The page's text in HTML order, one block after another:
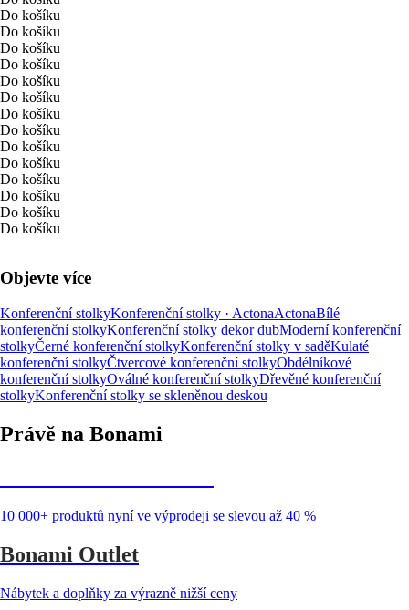
Do košíku
Do košíku
Do košíku
Do košíku
Do košíku
Do košíku
Do košíku
Do košíku
Do košíku
Do košíku
Do košíku
Do košíku
Do košíku
Do košíku
Objevte více
Konferenční stolkyKonferenční stolky · ActonaActonaBílé
konferenční stolkyKonferenční stolky dekor dubModerní konferenční
stolkyČerné konferenční stolkyKonferenční stolky v saděKulaté
konferenční stolkyČtvercové konferenční stolkyObdélníkové
konferenční stolkyOválné konferenční stolkyDřevěné konferenční
stolkyKonferenční stolky se skleněnou deskou
Právě na Bonami
10 000+ produktů nyní ve výprodeji se slevou až 40 %
Bonami Outlet
Nábytek a doplňky za výrazně nižší ceny